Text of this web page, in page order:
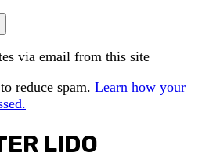
via email from this site
reduce spam. Learn how your
LIDO